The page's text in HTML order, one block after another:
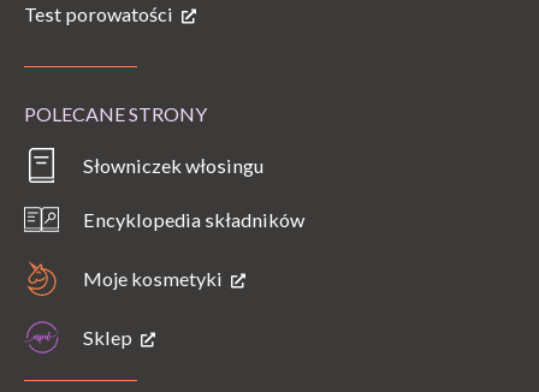
Test porowatości
POLECANE STRONY
Słowniczek włosingu
Encyklopedia składników
Moje kosmetyki
Sklep